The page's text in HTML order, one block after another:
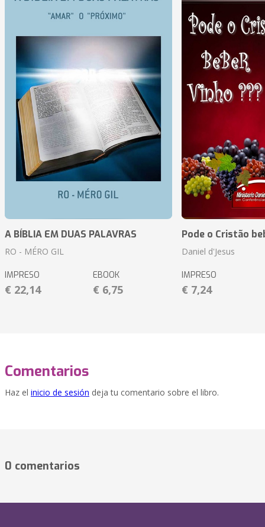
A BÍBLIA EM DUAS PALAVRAS
RO - MÉRO GIL
IMPRESO
€ 22,14
EBOOK
€ 6,75
Pode o Cristão
Daniel d'Jesus
IMPRESO
€ 7,24
Comentarios
Haz el inicio de sesión deja tu comentario sobre el libro.
0 comentarios